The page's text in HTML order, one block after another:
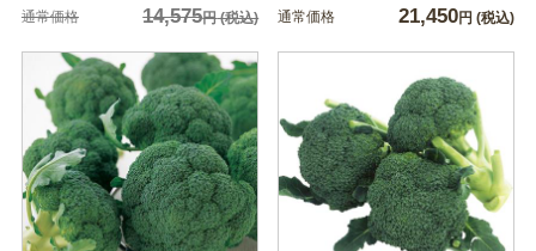
通常価格 14,575円(税込) 通常価格 21,450円 (税込)